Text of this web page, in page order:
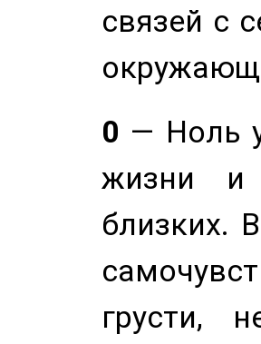
связей с
0 — Ноль
жизни и
близких.
грусти,